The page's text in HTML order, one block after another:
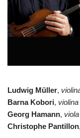
Ludwig Müller,
Barna Kobori, violina
Georg Hamann, viola
Christophe Pantillon,